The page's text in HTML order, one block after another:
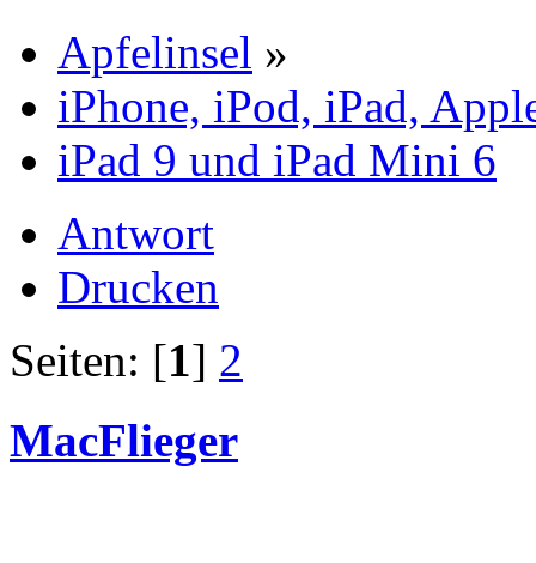
Apfelinsel »
iPhone, iPod, iPad,
iPad 9 und iPad Mini 6
Antwort
Drucken
Seiten: [1] 2
MacFlieger